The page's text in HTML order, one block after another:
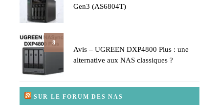
Gen3 (AS6804T)
8
Avis – UGREEN DXP4800 Plus : une
alternative aux NAS classiques ?
SUR LE FORUM DES NAS